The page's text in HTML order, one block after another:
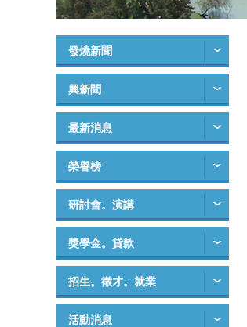
發燒新聞
興新聞
最新消息
榮譽榜
研討會。演講
獎學金。貸款
招生。徵才。就業
活動消息